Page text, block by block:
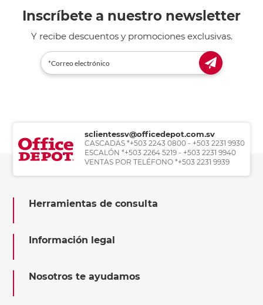
Inscríbete a nuestro newsletter
Y recibe descuentos y promociones exclusivas.
sclientessv@officedepot.com.sv
CASCADAS *+503 2243 0800 - +503 2231 9930
ESCALÓN *+503 2264 5219 - +503 2231 9940
VENTAS POR TELÉFONO *+503 2231 9939
Herramientas de consulta
Información legal
Nosotros te ayudamos